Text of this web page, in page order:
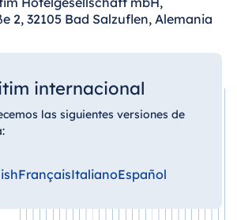
2, 32105 Bad Salzuflen, Alemania
internacional
las siguientes versiones de
FrançaisItalianoEspañol